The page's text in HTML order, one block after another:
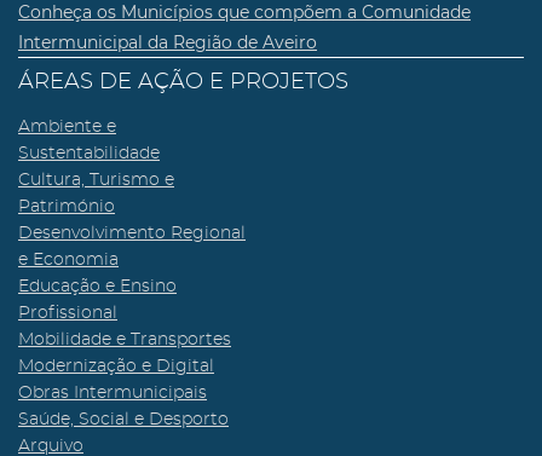
Conheça os Municípios que compõem a Comunidade
Intermunicipal da Região de Aveiro
ÁREAS DE AÇÃO E PROJETOS
Ambiente e
Sustentabilidade
Cultura, Turismo e
Património
Desenvolvimento Regional
e Economia
Educação e Ensino
Profissional
Mobilidade e Transportes
Modernização e Digital
Obras Intermunicipais
Saúde, Social e Desporto
Arquivo